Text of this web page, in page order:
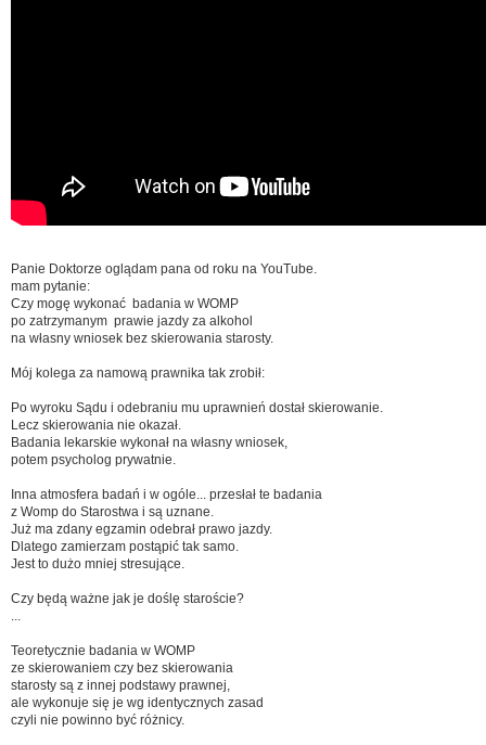
Panie Doktorze oglądam pana od roku na YouTube.
mam pytanie:
Czy mogę wykonać badania w WOMP
po zatrzymanym prawie jazdy za alkohol
na własny wniosek bez skierowania starosty.
Mój kolega za namową prawnika tak zrobił:
Po wyroku Sądu i odebraniu mu uprawnień dostał skierowanie.
Lecz skierowania nie okazał.
Badania lekarskie wykonał na własny wniosek,
potem psycholog prywatnie.
Inna atmosfera badań i w ogóle... przesłał te badania
z Womp do Starostwa i są uznane.
Już ma zdany egzamin odebrał prawo jazdy.
Dlatego zamierzam postąpić tak samo.
Jest to dużo mniej stresujące.
Czy będą ważne jak je doślę staroście?
Teoretycznie badania w WOMP
ze skierowaniem czy bez skierowania
starosty są z innej podstawy prawnej,
ale wykonuje się je wg identycznych zasad
czyli nie powinno być różnicy.